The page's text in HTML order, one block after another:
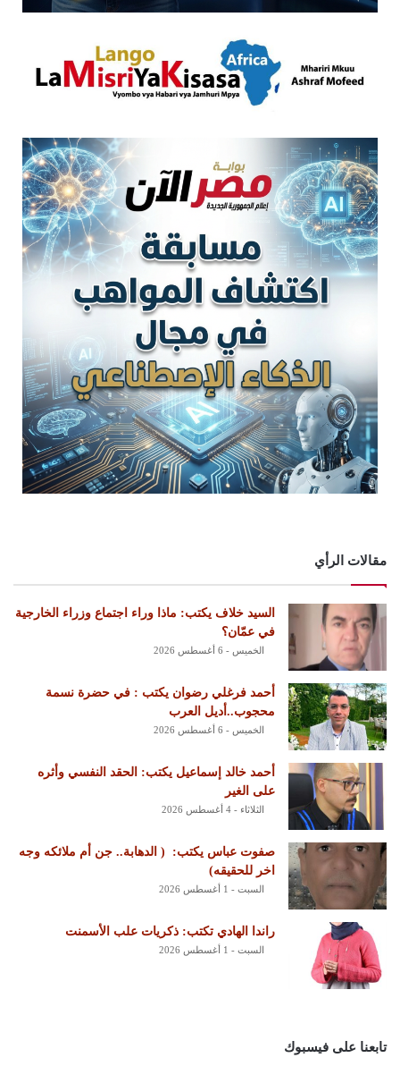
مقالات الرأي
السيد خلاف يكتب: ماذا وراء اجتماع وزراء الخارجية
في عمّان؟
الخميس - 6 أغسطس 2026
أحمد فرغلي رضوان يكتب : في حضرة نسمة
محجوب..أديل العرب
الخميس - 6 أغسطس 2026
أحمد خالد إسماعيل يكتب: الحقد النفسي وأثره
على الغير
الثلاثاء - 4 أغسطس 2026
‏صفوت عباس يكتب: ‏ ‏( الدهابة.. جن أم ملائكه وجه
اخر للحقيقه)
السبت - 1 أغسطس 2026
راندا الهادي تكتب: ذكريات علب الأسمنت
السبت - 1 أغسطس 2026
تابعنا على فيسبوك